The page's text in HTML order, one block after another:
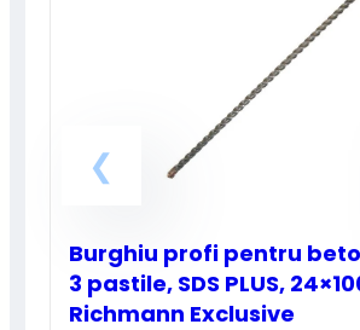
profi pentru beton armat,
SDS PLUS, 24×1000 mm,
Exclusive